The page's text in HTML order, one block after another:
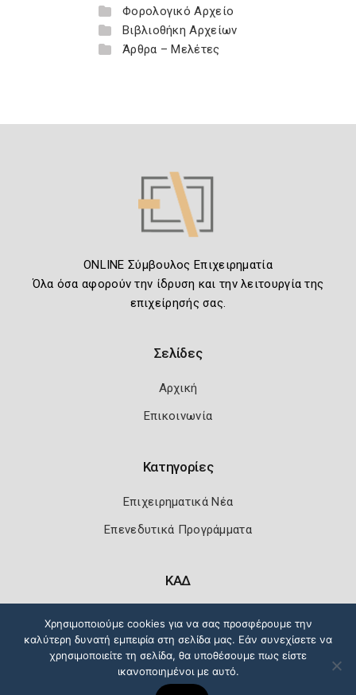
Φορολογικό Αρχείο
Βιβλιοθήκη Αρχείων
Άρθρα – Μελέτες
ONLINE Σύμβουλος Επιχειρηματία
Όλα όσα αφορούν την ίδρυση και την λειτουργία της
επιχείρησής σας.
Σελίδες
Αρχική
Επικοινωνία
Κατηγορίες
Επιχειρηματικά Νέα
Επενεδυτικά Προγράμματα
ΚΑΔ
Πολιτική Ασφάλειας Όροι Χρήσης
Χρησιμοποιούμε cookies για να σας προσφέρουμε την
καλύτερη δυνατή εμπειρία στη σελίδα μας. Εάν συνεχίσετε να
χρησιμοποιείτε τη σελίδα, θα υποθέσουμε πως είστε
ικανοποιημένοι με αυτό.